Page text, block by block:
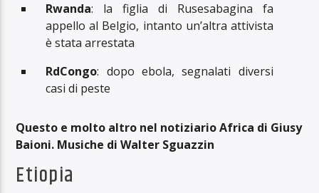
Rwanda: la figlia di Rusesabagina fa
appello al Belgio, intanto un’altra attivista
è stata arrestata
RdCongo: dopo ebola, segnalati diversi
casi di peste
Questo e molto altro nel notiziario Africa di Giusy
Baioni. Musiche di Walter Sguazzin
Etiopia